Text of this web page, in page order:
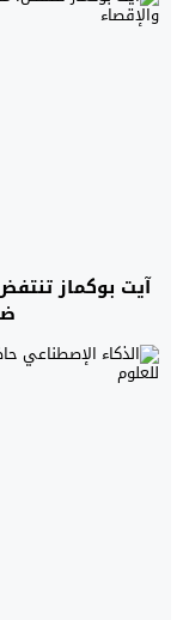
آيت بوكماز